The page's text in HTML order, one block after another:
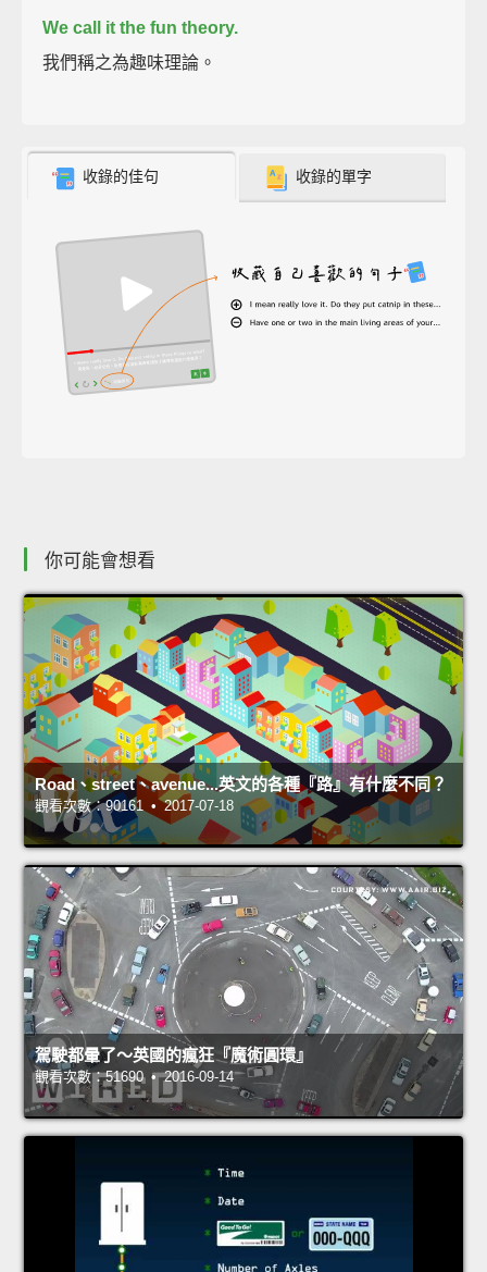
We call it the fun theory.
我們稱之為趣味理論。
收錄的佳句 收錄的單字
你可能會想看
Road、street、avenue...英文的各種『路』有什麼不同？
觀看次數：90161 • 2017-07-18
駕駛都暈了～英國的瘋狂『魔術圓環』
觀看次數：51690 • 2016-09-14